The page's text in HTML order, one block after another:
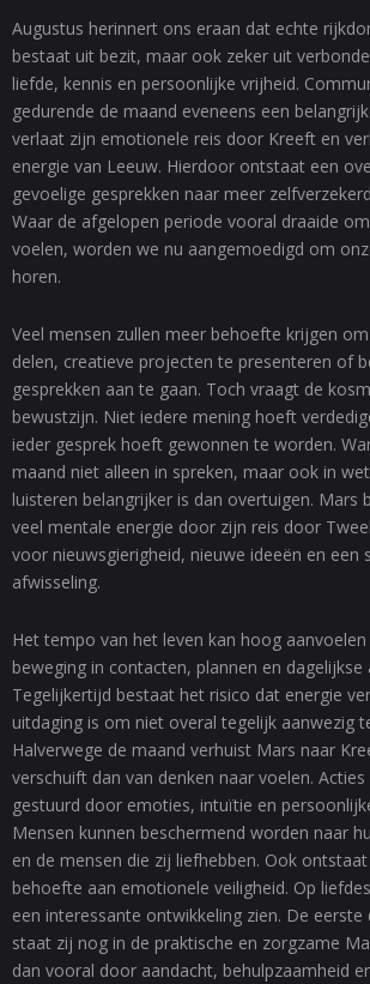
Augustus herinnert ons eraan dat echte
bestaat uit bezit, maar ook zeker uit
liefde, kennis en persoonlijke vrijheid.
gedurende de maand eveneens een
verlaat zijn emotionele reis door Kreeft en
energie van Leeuw. Hierdoor ontstaat een
gevoelige gesprekken naar meer
Waar de afgelopen periode vooral draaide
voelen, worden we nu aangemoedigd om
horen.
Veel mensen zullen meer behoefte krijgen
delen, creatieve projecten te presenteren of
gesprekken aan te gaan. Toch vraagt de
bewustzijn. Niet iedere mening hoeft
ieder gesprek hoeft gewonnen te worden.
maand niet alleen in spreken, maar ook in
luisteren belangrijker is dan overtuigen. Mars
veel mentale energie door zijn reis door
voor nieuwsgierigheid, nieuwe ideeën en een
afwisseling.
Het tempo van het leven kan hoog
beweging in contacten, plannen en dagelijkse
Tegelijkertijd bestaat het risico dat energie
uitdaging is om niet overal tegelijk aanwezig
Halverwege de maand verhuist Mars naar
verschuift dan van denken naar voelen.
gestuurd door emoties, intuïtie en
Mensen kunnen beschermend worden naar
en de mensen die zij liefhebben. Ook
behoefte aan emotionele veiligheid. Op
een interessante ontwikkeling zien. De eerste
staat zij nog in de praktische en zorgzame
dan vooral door aandacht, behulpzaamheid